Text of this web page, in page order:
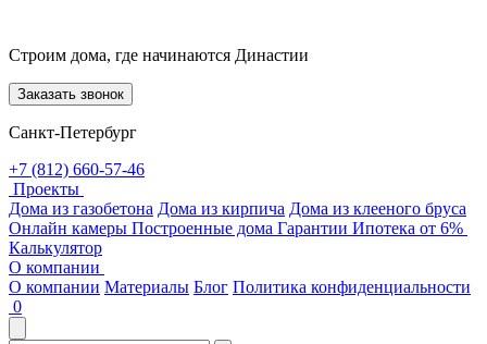
Строим дома, где начинаются Династии
Заказать звонок
Санкт-Петербург
+7 (812) 660-57-46
Проекты
Дома из газобетона Дома из кирпича Дома из клееного бруса
Онлайн камеры Построенные дома Гарантии Ипотека от 6%
Калькулятор
О компании
О компании Материалы Блог Политика конфиденциальности
0